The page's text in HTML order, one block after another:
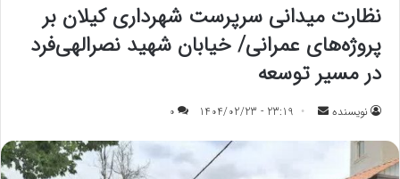
نظارت میدانی سرپرست شهرداری کیلان بر
پروژه‌های عمرانی/ خیابان شهید نصرالهی‌فرد
در مسیر توسعه
نویسنده 23:19 - 1404/02/23
0